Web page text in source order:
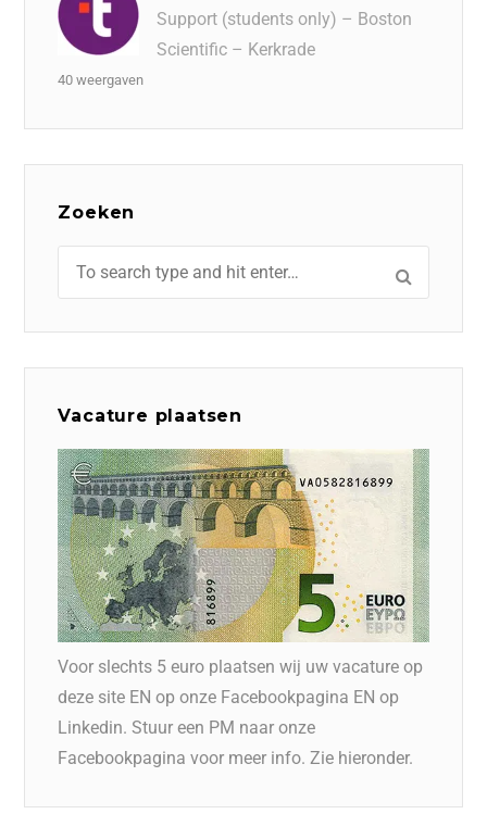
Support (students only) – Boston
Scientific – Kerkrade
40 weergaven
Zoeken
Vacature plaatsen
Voor slechts 5 euro plaatsen wij uw vacature op
deze site EN op onze Facebookpagina EN op
Linkedin. Stuur een PM naar onze
Facebookpagina voor meer info. Zie hieronder.